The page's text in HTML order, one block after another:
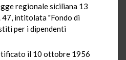
regionale siciliana 13
47, intitolata "Fondo di
per i dipendenti
il 10 ottobre 1956